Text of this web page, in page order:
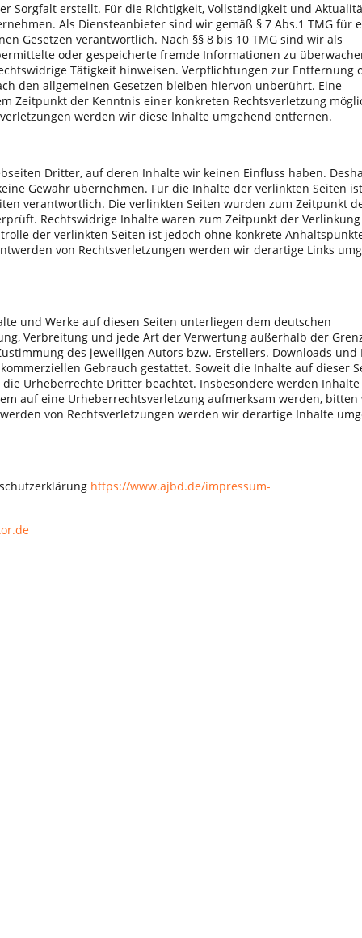
Sorgfalt erstellt. Für die Richtigkeit, Vollständigkeit und
Als Diensteanbieter sind wir gemäß § 7 Abs.1 TMG für
Gesetzen verantwortlich. Nach §§ 8 bis 10 TMG sind wir als
oder gespeicherte fremde Informationen zu
Tätigkeit hinweisen. Verpflichtungen zur Entfernung
den allgemeinen Gesetzen bleiben hiervon unberührt. Eine
Zeitpunkt der Kenntnis einer konkreten Rechtsverletzung
werden wir diese Inhalte umgehend entfernen.
Dritter, auf deren Inhalte wir keinen Einfluss haben.
Gewähr übernehmen. Für die Inhalte der verlinkten Seiten
verantwortlich. Die verlinkten Seiten wurden zum Zeitpunkt
Rechtswidrige Inhalte waren zum Zeitpunkt der
der verlinkten Seiten ist jedoch ohne konkrete
von Rechtsverletzungen werden wir derartige Links
und Werke auf diesen Seiten unterliegen dem deutschen
Verbreitung und jede Art der Verwertung außerhalb der
des jeweiligen Autors bzw. Erstellers. Downloads und
Gebrauch gestattet. Soweit die Inhalte auf dieser
Urheberrechte Dritter beachtet. Insbesondere werden
auf eine Urheberrechtsverletzung aufmerksam werden, bitten
von Rechtsverletzungen werden wir derartige Inhalte
https://www.ajbd.de/impressum-